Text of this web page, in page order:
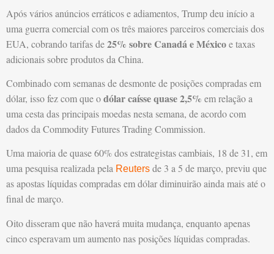
Após vários anúncios erráticos e adiamentos, Trump deu início a
uma guerra comercial com os três maiores parceiros comerciais dos
EUA, cobrando tarifas de 25% sobre Canadá e Méxicoe taxas
adicionais sobre produtos da China.
Combinado com semanas de desmonte de posições compradas em
dólar, isso fez com que odólar caísse quase 2,5% em relação a
uma cesta das principais moedas nesta semana, de acordo com
dados da Commodity Futures Trading Commission.
Uma maioria de quase 60% dos estrategistas cambiais, 18 de 31, em
uma pesquisa realizada pela Reuters de 3 a 5 de março, previu que
as apostas líquidas compradas em dólar diminuirão ainda mais até o
final de março.
Oito disseram que não haverá muita mudança, enquanto apenas
cinco esperavam um aumento nas posições líquidas compradas.